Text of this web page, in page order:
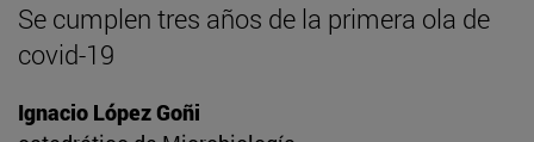
Se cumplen tres años de la primera ola de
covid-19
Ignacio López Goñi